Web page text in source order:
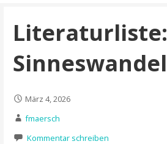
Literaturliste:
Sinneswandel
März 4, 2026
fmaersch
Kommentar schreiben